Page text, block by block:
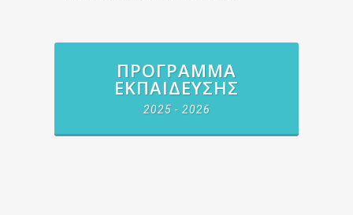
ΠΡΌΓΡΑΜΜΑ
ΕΚΠΑΊΔΕΥΣΗΣ
2025 - 2026